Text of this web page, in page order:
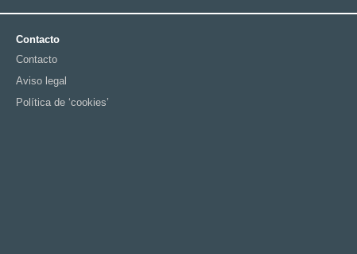
Contacto
Contacto
Aviso legal
Política de ‘cookies’